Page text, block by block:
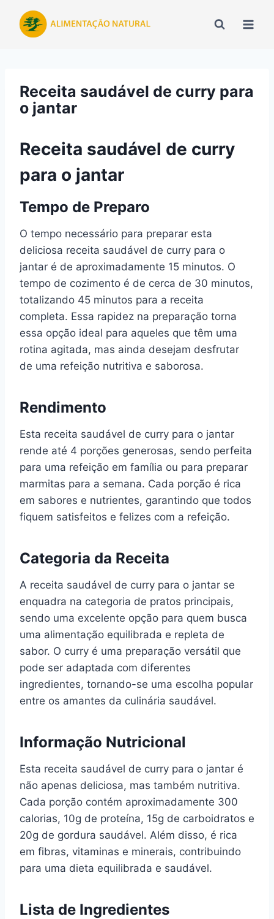
para
Receita saudável de curry para
o jantar
Receita saudável de curry
para o jantar
Tempo de Preparo
O tempo necessário para preparar esta
deliciosa receita saudável de curry para o
jantar é de aproximadamente 15 minutos. O
tempo de cozimento é de cerca de 30 minutos,
totalizando 45 minutos para a receita
completa. Essa rapidez na preparação torna
essa opção ideal para aqueles que têm uma
rotina agitada, mas ainda desejam desfrutar
de uma refeição nutritiva e saborosa.
Rendimento
Esta receita saudável de curry para o jantar
rende até 4 porções generosas, sendo perfeita
para uma refeição em família ou para preparar
marmitas para a semana. Cada porção é rica
em sabores e nutrientes, garantindo que todos
fiquem satisfeitos e felizes com a refeição.
Categoria da Receita
A receita saudável de curry para o jantar se
enquadra na categoria de pratos principais,
sendo uma excelente opção para quem busca
uma alimentação equilibrada e repleta de
sabor. O curry é uma preparação versátil que
pode ser adaptada com diferentes
ingredientes, tornando-se uma escolha popular
entre os amantes da culinária saudável.
Informação Nutricional
Esta receita saudável de curry para o jantar é
não apenas deliciosa, mas também nutritiva.
Cada porção contém aproximadamente 300
calorias, 10g de proteína, 15g de carboidratos e
20g de gordura saudável. Além disso, é rica
em fibras, vitaminas e minerais, contribuindo
para uma dieta equilibrada e saudável.
Lista de Ingredientes